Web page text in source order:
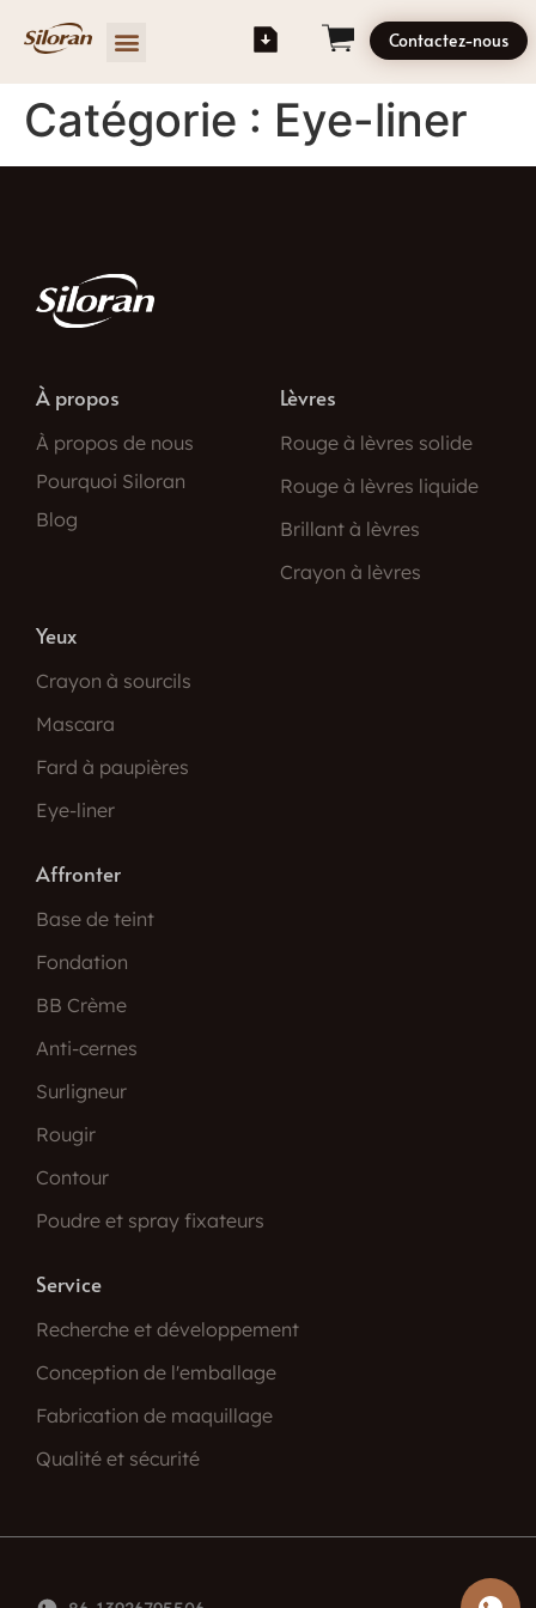
Contactez-nous
Catégorie : Eye-liner
À propos
À propos de nous
Pourquoi Siloran
Blog
Lèvres
Rouge à lèvres solide
Rouge à lèvres liquide
Brillant à lèvres
Crayon à lèvres
Yeux
Crayon à sourcils
Mascara
Fard à paupières
Eye-liner
Affronter
Base de teint
Fondation
BB Crème
Anti-cernes
Surligneur
Rougir
Contour
Poudre et spray fixateurs
Service
Recherche et développement
Conception de l'emballage
Fabrication de maquillage
Qualité et sécurité